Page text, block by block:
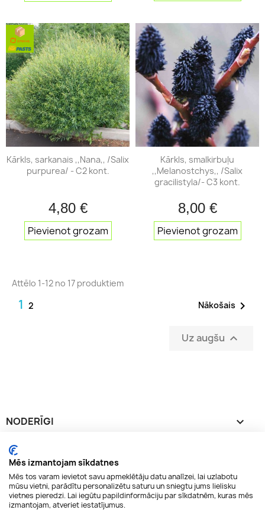
Kārkls, sarkanais ,,Nana,, /Salix
purpurea/ - C2 kont.
4,80 €
Pievienot grozam
Kārkls, smalkirbuļu
,,Melanostchys,, /Salix
gracilistyla/- C3 kont.
8,00 €
Pievienot grozam
Attēlo 1-12 no 17 produktiem
1 2 Nākošais 
Uz augšu 
NODERĪGI 
INFORMĀCIJA
JŪSU KONTS 
Mēs izmantojam sīkdatnes
Mēs tos varam ievietot savu apmeklētāju datu analīzei, lai uzlabotu
mūsu vietni, parādītu personalizētu saturu un sniegtu jums lielisku
vietnes pieredzi. Lai iegūtu papildinformāciju par sīkdatnēm, kuras mēs
izmantojam, atveriet iestatījumus.